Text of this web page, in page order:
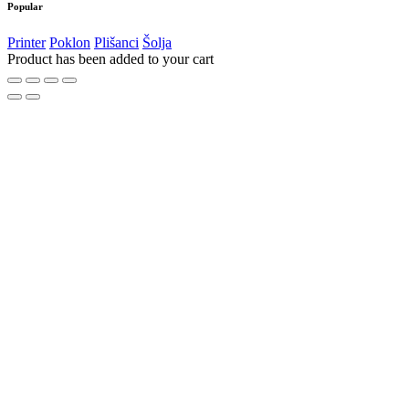
Popular
Printer Poklon Plišanci Šolja
Product has been added to your cart